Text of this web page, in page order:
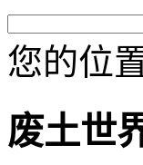
您的位置
废土世